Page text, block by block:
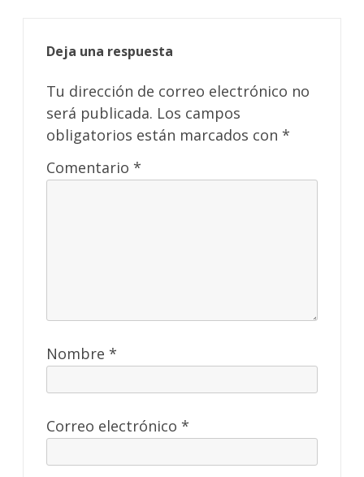
Deja una respuesta
Tu dirección de correo electrónico no
será publicada. Los campos
obligatorios están marcados con *
Comentario *
Nombre *
Correo electrónico *